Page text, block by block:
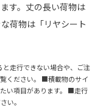
す。丈の長い荷物は
荷物は「リヤシート
走行できない場合や、ご注
ください。 ■積載物のサイ
い項目があります。 ■走行
い。